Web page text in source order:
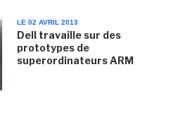
LE 02 AVRIL 2013
Dell travaille sur des
prototypes de
superordinateurs ARM